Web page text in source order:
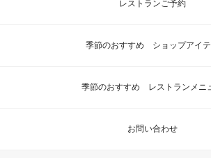
レストランご予約
季節のおすすめ ショップアイ
季節のおすすめ レストランメニ
お問い合わせ